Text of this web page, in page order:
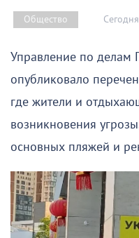
Общество
Управление по делам
опубликовало
где жители и
возникновения
основных пляжей и